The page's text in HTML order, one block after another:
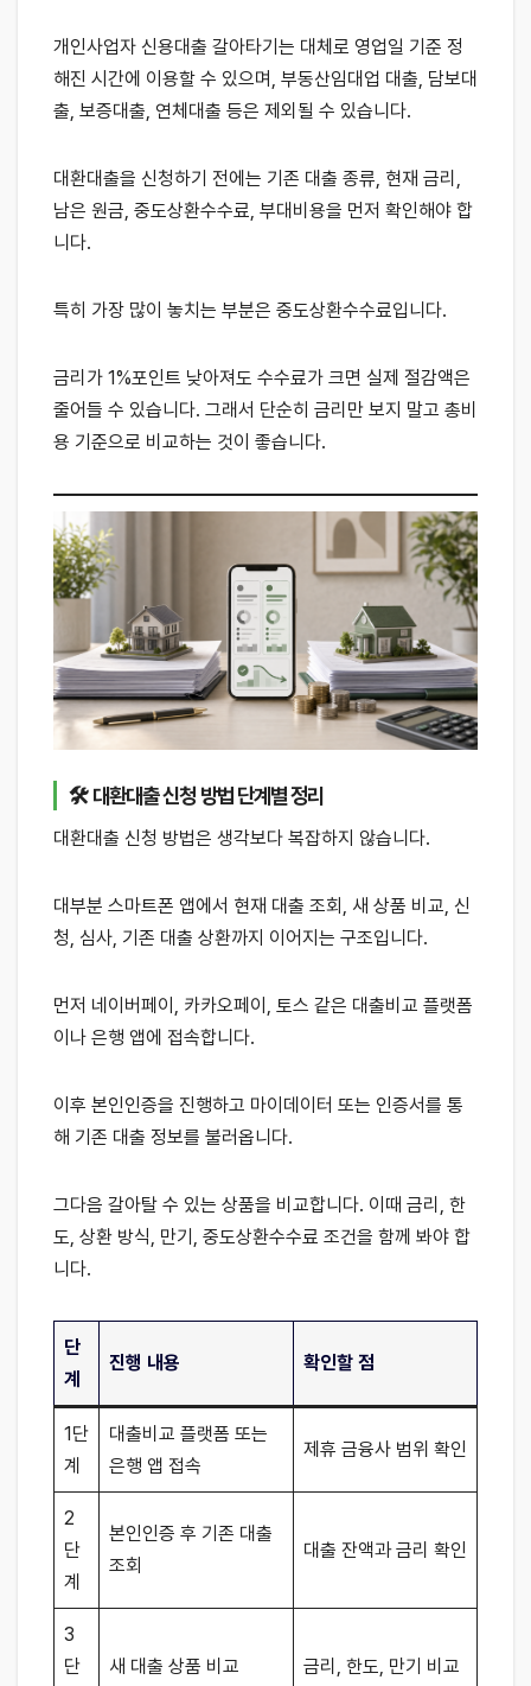
개인사업자 신용대출 갈아타기는 대체로 영업일 기준 정
해진 시간에 이용할 수 있으며, 부동산임대업 대출, 담보대
출, 보증대출, 연체대출 등은 제외될 수 있습니다.
대환대출을 신청하기 전에는 기존 대출 종류, 현재 금리,
남은 원금, 중도상환수수료, 부대비용을 먼저 확인해야 합
니다.
특히 가장 많이 놓치는 부분은 중도상환수수료입니다.
금리가 1%포인트 낮아져도 수수료가 크면 실제 절감액은
줄어들 수 있습니다. 그래서 단순히 금리만 보지 말고 총비
용 기준으로 비교하는 것이 좋습니다.
🛠 대환대출 신청 방법 단계별 정리
대환대출 신청 방법은 생각보다 복잡하지 않습니다.
대부분 스마트폰 앱에서 현재 대출 조회, 새 상품 비교, 신
청, 심사, 기존 대출 상환까지 이어지는 구조입니다.
먼저 네이버페이, 카카오페이, 토스 같은 대출비교 플랫폼
이나 은행 앱에 접속합니다.
이후 본인인증을 진행하고 마이데이터 또는 인증서를 통
해 기존 대출 정보를 불러옵니다.
그다음 갈아탈 수 있는 상품을 비교합니다. 이때 금리, 한
도, 상환 방식, 만기, 중도상환수수료 조건을 함께 봐야 합
니다.
단
계
진행 내용 확인할 점
1단
계
대출비교 플랫폼 또는
은행 앱 접속
제휴 금융사 범위 확인
2
단
계
본인인증 후 기존 대출
조회
대출 잔액과 금리 확인
3
단
새 대출 상품 비교 금리, 한도, 만기 비교